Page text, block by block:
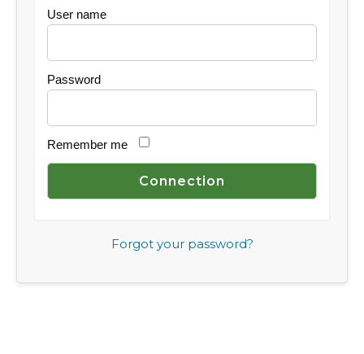
User name
Password
Remember me
Forgot your password?